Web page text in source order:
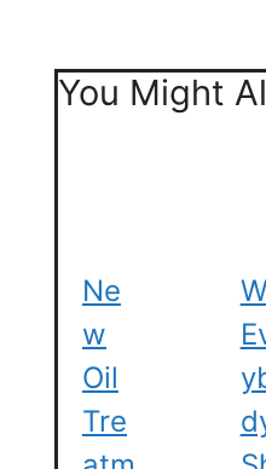
You Might
Ne
W
Oil
Tre